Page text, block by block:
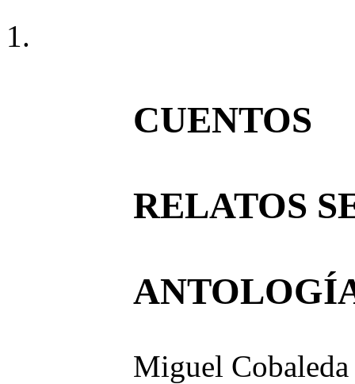
CUENTOS
RELATOS
Miguel Cobaleda